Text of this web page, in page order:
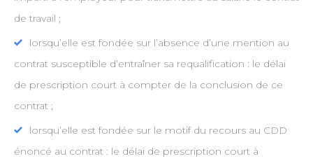
de travail ;
lorsqu’elle est fondée sur l’absence d’une mention au
contrat susceptible d’entraîner sa requalification : le délai
de prescription court à compter de la conclusion de ce
contrat ;
lorsqu’elle est fondée sur le motif du recours au CDD
énoncé au contrat : le délai de prescription court à